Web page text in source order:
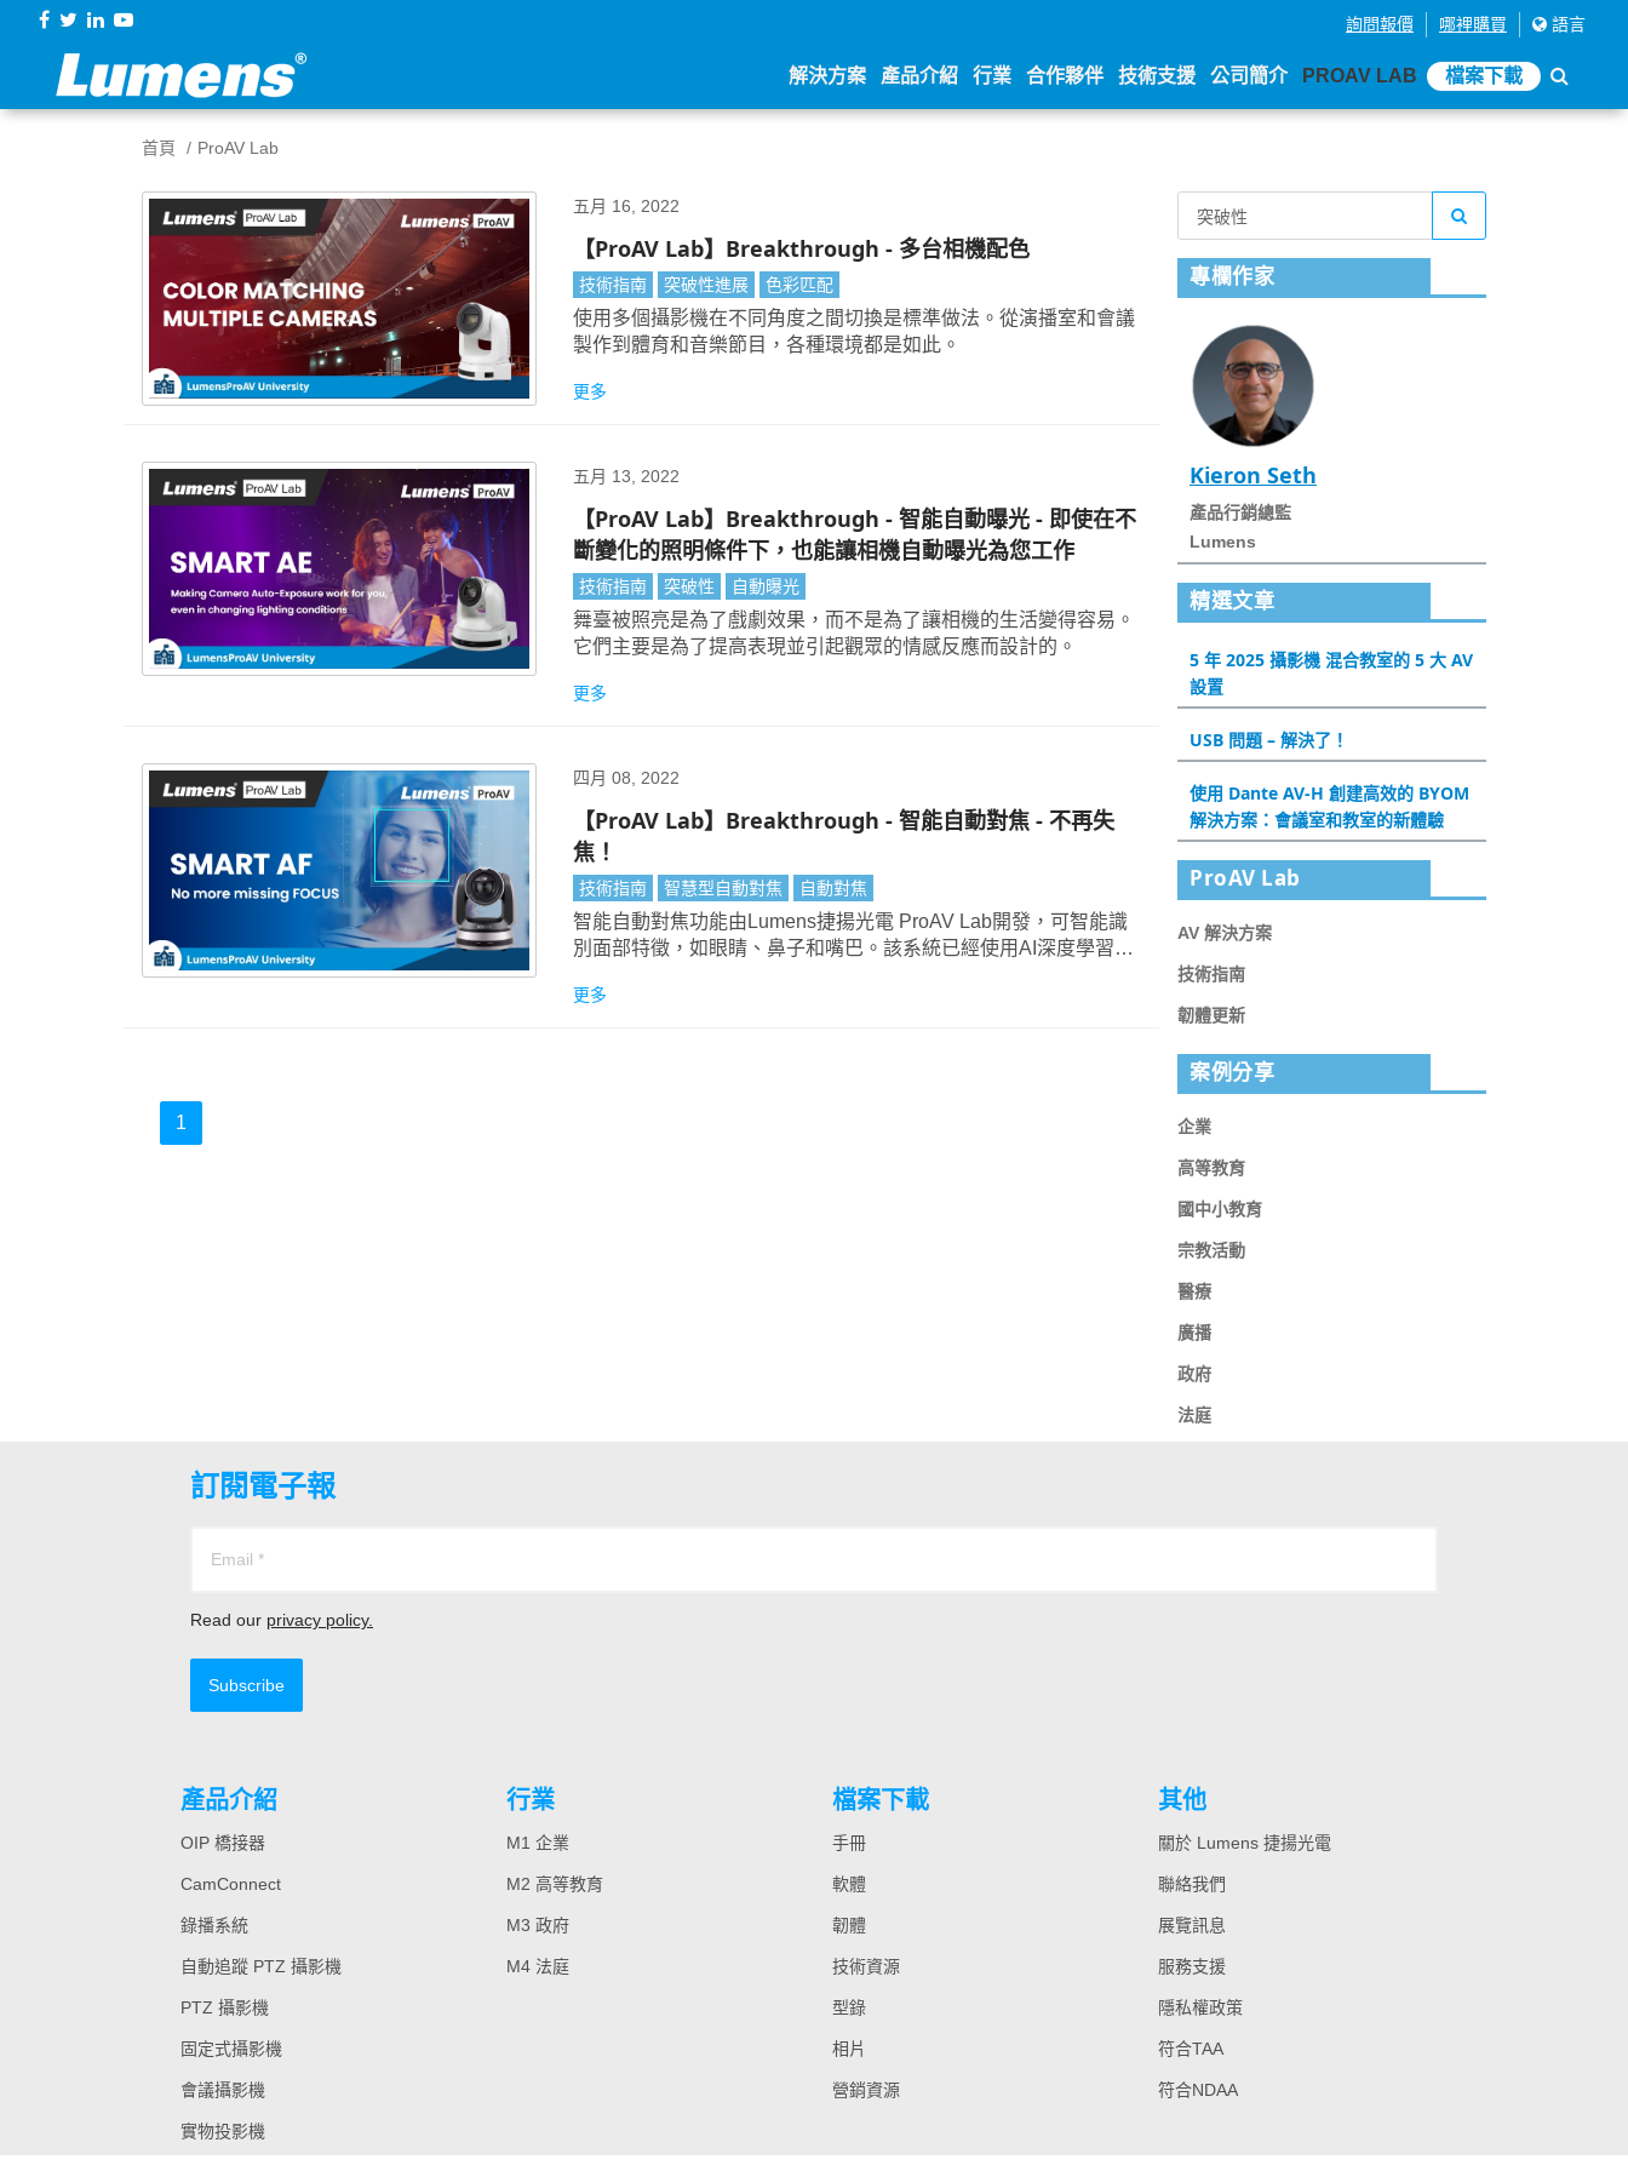
詢問報價 哪裡購買 語言
解決方案 產品介紹 行業 合作夥伴 技術支援 公司簡介 PROAV LAB 檔案下載
首頁 ProAV Lab
五月 16, 2022
【ProAV Lab】Breakthrough - 多台相機配色
技術指南 突破性進展 色彩匹配
使用多個攝影機在不同角度之間切換是標準做法。從演播室和會議
製作到體育和音樂節目，各種環境都是如此。
更多
五月 13, 2022
【ProAV Lab】Breakthrough - 智能自動曝光 - 即使在不
斷變化的照明條件下，也能讓相機自動曝光為您工作
技術指南 突破性 自動曝光
舞臺被照亮是為了戲劇效果，而不是為了讓相機的生活變得容易。
它們主要是為了提高表現並引起觀眾的情感反應而設計的。
更多
四月 08, 2022
【ProAV Lab】Breakthrough - 智能自動對焦 - 不再失
焦！
技術指南 智慧型自動對焦 自動對焦
智能自動對焦功能由Lumens捷揚光電 ProAV Lab開發，可智能識
別面部特徵，如眼睛、鼻子和嘴巴。該系統已經使用AI深度學習演
更多
1
專欄作家
Kieron Seth
產品行銷總監
Lumens
精選文章
5 年 2025 攝影機 混合教室的 5 大 AV
設置
USB 問題 – 解決了！
使用 Dante AV-H 創建高效的 BYOM
解決方案：會議室和教室的新體驗
ProAV Lab
AV 解決方案
技術指南
韌體更新
案例分享
企業
高等教育
國中小教育
宗教活動
醫療
廣播
政府
法庭
訂閱電子報
Read our privacy policy.
Subscribe
產品介紹
OIP 橋接器
CamConnect
錄播系統
自動追蹤 PTZ 攝影機
PTZ 攝影機
固定式攝影機
會議攝影機
實物投影機
行業
M1 企業
M2 高等教育
M3 政府
M4 法庭
檔案下載
手冊
軟體
韌體
技術資源
型錄
相片
營銷資源
其他
關於 Lumens 捷揚光電
聯絡我們
展覽訊息
服務支援
隱私權政策
符合TAA
符合NDAA